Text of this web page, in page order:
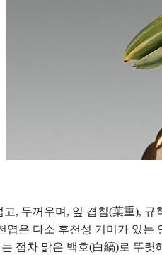
고, 두꺼우며, 잎 겹침(葉重),
엽은 다소 후천성 기미가 있는
점차 맑은 백호(白縞)로 뚜